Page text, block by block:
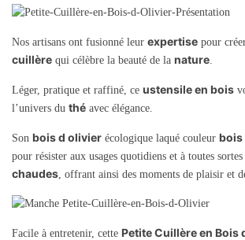
Nos artisans ont fusionné leur expertise pour
cuillère qui célèbre la beauté de la nature
Léger, pratique et raffiné, ce ustensile en bois
l’univers du thé avec élégance.
Son bois d olivier écologique laqué couleur bois
pour résister aux usages quotidiens et à toutes sortes
chaudes , offrant ainsi des moments de plaisir et
Facile à entretenir, cette Petite Cuillère en Bois